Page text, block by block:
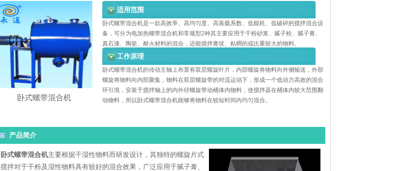
卧式螺带混合机
适用范围
卧式螺带混合机是一款高效率、高均匀度、高装载系数、低能耗、低破碎的搅拌混合设
备，可分为电加热螺带混合机和常规型2种其主要应用于干粉砂浆、腻子粉、腻子膏、
真石漆、陶瓷、耐火材料的混合，还能搅拌膏状、粘稠的或比重较大的物料。
工作原理
卧式螺带混合机的传动主轴上布置有双层螺旋叶片，内部螺旋将物料向外侧输送，外部
螺旋将物料向内部聚集，物料在双层螺旋带的对流运动下，形成一个低动力高效的混合
环引境，安装于搅拌轴上的内外径螺旋带动桶体内物料，使搅拌器在桶体内较大范围翻
动物料，所以卧式螺带混合机能够将物料在较短时间内均匀混合。
产品简介
卧式螺带混合机主要根据干湿性物料而研发设计，其独特的螺旋片式
搅拌对于干粉及湿性物料具有较好的混合效果， 广泛应用于腻子膏、